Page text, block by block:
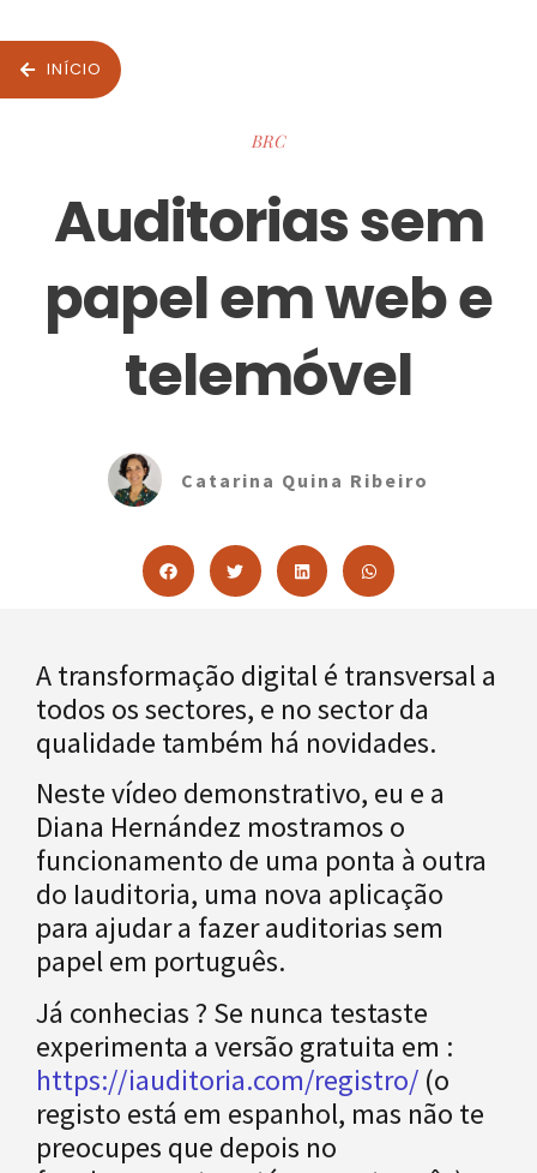
INÍCIO
BRC
Auditorias sem
papel em web e
telemóvel
Catarina Quina Ribeiro
A transformação digital é transversal a
todos os sectores, e no sector da
qualidade também há novidades.
Neste vídeo demonstrativo, eu e a
Diana Hernández mostramos o
funcionamento de uma ponta à outra
do Iauditoria, uma nova aplicação
para ajudar a fazer auditorias sem
papel em português.
Já conhecias ? Se nunca testaste
experimenta a versão gratuita em :
https://iauditoria.com/registro/ (o
registo está em espanhol, mas não te
preocupes que depois no